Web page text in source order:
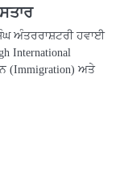
ਅੰਤਰਰਾਸ਼ਟਰੀ ਹਵਾਈ
International
(Immigration) ਅਤੇ